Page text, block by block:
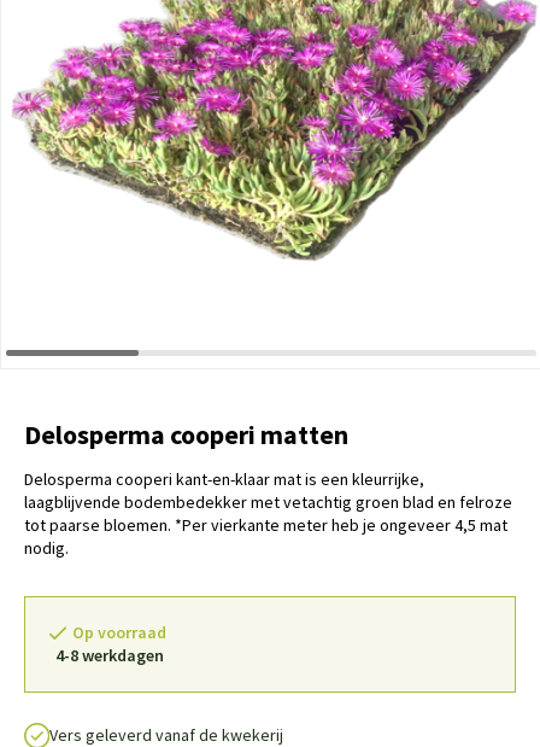
Delosperma cooperi matten
Delosperma cooperi kant-en-klaar mat is een kleurrijke,
laagblijvende bodembedekker met vetachtig groen blad en felroze
tot paarse bloemen. *Per vierkante meter heb je ongeveer 4,5 mat
nodig.
Op voorraad
4-8 werkdagen
Vers geleverd vanaf de kwekerij